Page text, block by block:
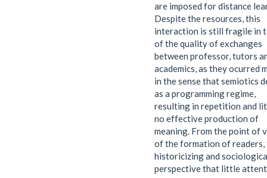
are imposed for distance
Despite the resources, this
interaction is still fragile in
of the quality of exchanges
between professor, tutors
academics, as they ocurred
in the sense that semiotics
as a programming regime,
resulting in repetition and
no effective production of
meaning. From the point of
of the formation of readers,
historicizing and
perspective that little